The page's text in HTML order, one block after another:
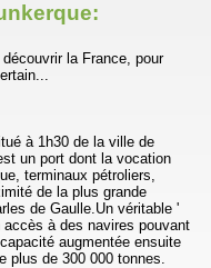
la France, pour
à 1h30 de la ville de
un port dont la vocation
terminaux pétroliers,
de la plus grande
de Gaulle.Un véritable '
accès à des navires pouvant
augmentée ensuite
plus de 300 000 tonnes.